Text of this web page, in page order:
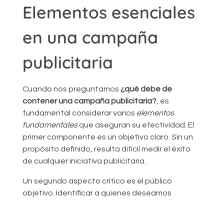
Elementos esenciales
en una campaña
publicitaria
Cuando nos preguntamos ¿qué debe de
contener una campaña publicitaria?, es
fundamental considerar varios elementos
fundamentalesque aseguran su efectividad. El
primer componente es un objetivo claro. Sin un
propósito definido, resulta difícil medir el éxito
de cualquier iniciativa publicitaria.
Un segundo aspecto crítico es el público
objetivo. Identificar a quienes deseamos